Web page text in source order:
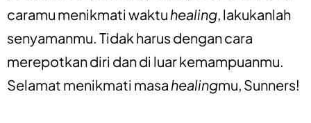
caramu menikmati waktu healing, lakukanlah
senyamanmu. Tidak harus dengan cara
merepotkan diri dan di luar kemampuanmu.
Selamat menikmati masa healingmu, Sunners!